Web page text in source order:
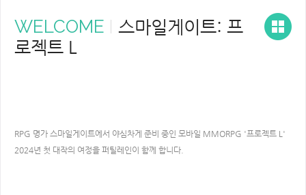
WELCOME
스마일게이트: 프
로젝트 L ​
RPG 명가 스마일게이트에서 야심차게 준비 중인 모바일 MMORPG '프로젝트 L'​
2024년 첫 대작의 여정을 퍼틸레인이 함께 합니다.